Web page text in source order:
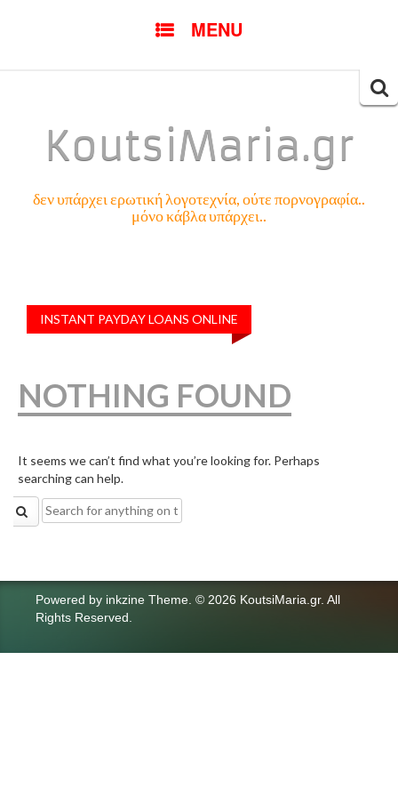
MENU
KoutsiMaria.gr
δεν υπάρχει ερωτική λογοτεχνία, ούτε πορνογραφία..
μόνο κάβλα υπάρχει..
INSTANT PAYDAY LOANS ONLINE
NOTHING FOUND
It seems we can’t find what you’re looking for. Perhaps
searching can help.
Search
for:
Powered by inkzine Theme © 2026 KoutsiMaria.gr. All
Rights Reserved.